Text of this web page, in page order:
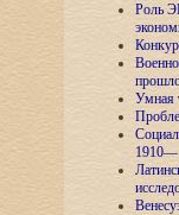
Роль
Умная